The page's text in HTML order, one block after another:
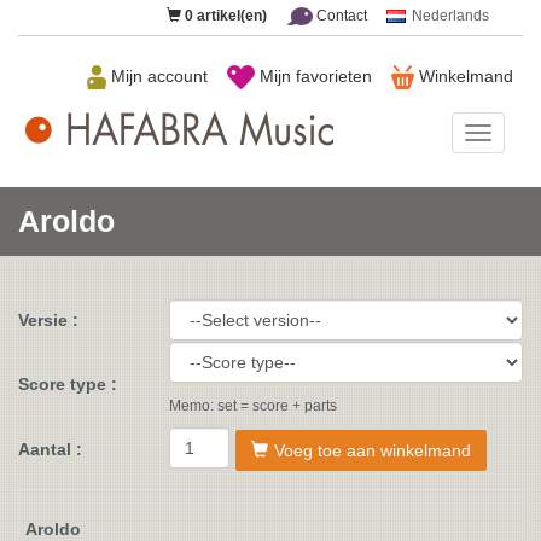
0 artikel(en) Contact Nederlands
Winkelmand
Mijn favorieten
Mijn account
Music
Aroldo
Versie :
Score type :
Memo: set = score + parts
Aantal : Voeg toe aan winkelmand
Aroldo